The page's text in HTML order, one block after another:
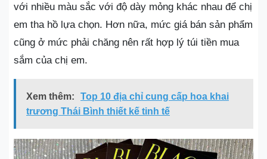
với nhiều màu sắc với độ dày mỏng khác nhau để chị
em tha hồ lựa chọn. Hơn nữa, mức giá bán sản phẩm
cũng ở mức phải chăng nên rất hợp lý túi tiền mua
sắm của chị em.
Xem thêm:
Top 10 địa chỉ cung cấp hoa khai
trương Thái Bình thiết kế tinh tế